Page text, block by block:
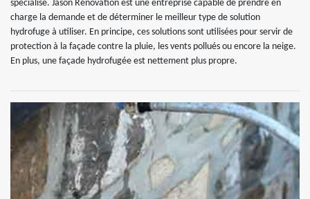
spécialisé. Jason Rénovation est une entreprise capable de prendre en
charge la demande et de déterminer le meilleur type de solution
hydrofuge à utiliser. En principe, ces solutions sont utilisées pour servir de
protection à la façade contre la pluie, les vents pollués ou encore la neige.
En plus, une façade hydrofugée est nettement plus propre.